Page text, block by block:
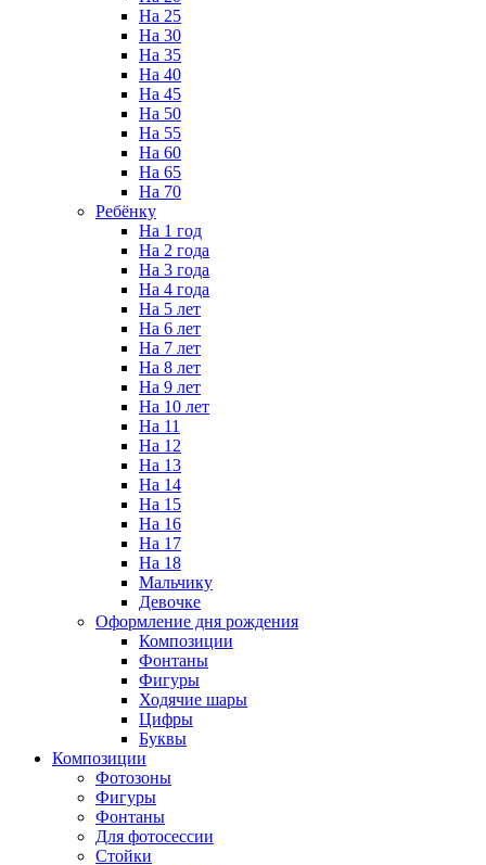
На 25
На 30
На 35
На 40
На 45
На 50
На 55
На 60
На 65
На 70
Ребёнку
На 1 год
На 2 года
На 3 года
На 4 года
На 5 лет
На 6 лет
На 7 лет
На 8 лет
На 9 лет
На 10 лет
На 11
На 12
На 13
На 14
На 15
На 16
На 17
На 18
Мальчику
Девочке
Оформление дня рождения
Композиции
Фонтаны
Фигуры
Ходячие шары
Цифры
Буквы
Композиции
Фотозоны
Фигуры
Фонтаны
Для фотосессии
Стойки